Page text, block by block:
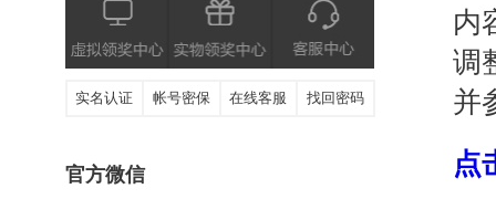
实名认证 帐号密保 在线客服 找回密码
官方微信
内
调
并
点